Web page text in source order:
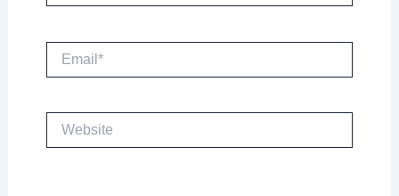
Website